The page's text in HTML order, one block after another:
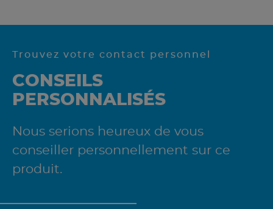
Trouvez votre contact personnel
CONSEILS
PERSONNALISÉS
Nous serions heureux de vous
conseiller personnellement sur ce
produit.